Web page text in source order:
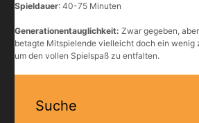
Spieldauer: 40-75 Minuten
Generationentauglichkeit: Zwar gegeben,
betagte Mitspielende vielleicht doch ein wenig
um den vollen Spielspaß zu entfalten.
Suche